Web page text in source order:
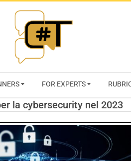
RIVISTA
TRENDS
FOR EXPERTS
la cybersecurity nel 2023